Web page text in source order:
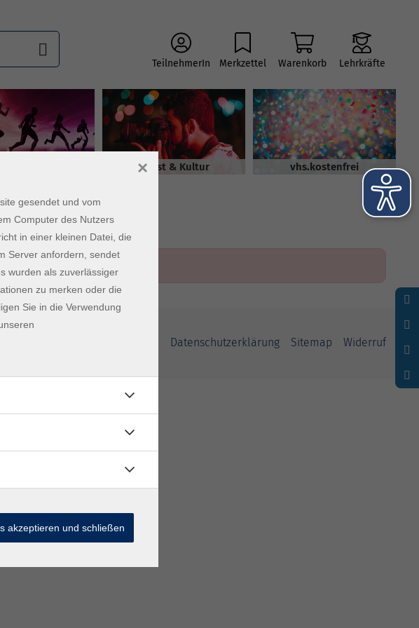
TeilnehmerIn Merkzettel Warenkorb Lehrkräfte
Kunst & Kultur vhs.kostenfrei
Datenschutzerklärung Sitemap Widerruf
gesendet und vom
Computer des Nutzers
in einer kleinen Datei, die
Server anfordern, sendet
wurden als zuverlässiger
zu merken oder die
Sie in die Verwendung
×
akzeptieren und schließen